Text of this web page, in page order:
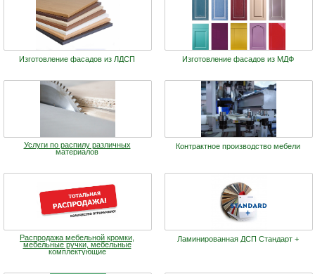
Изготовление фасадов из ЛДСП Изготовление фасадов из МДФ
Услуги по распилу различных
материалов
Контрактное производство мебели
Распродажа мебельной кромки,
мебельные ручки, мебельные
комплектующие
Ламинированная ДСП Cтандарт +